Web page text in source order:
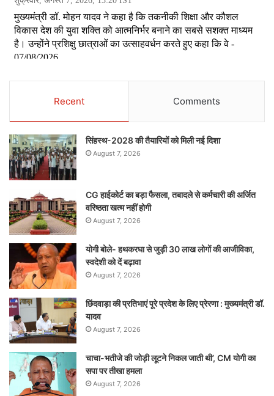
Recent Comments
सिंहस्थ-2028 की तैयारियों को मिली नई दिशा
August 7, 2026
CG हाईकोर्ट का बड़ा फैसला, तबादले से कर्मचारी की अर्जित
वरिष्ठता खत्म नहीं होगी
August 7, 2026
योगी बोले- हथकरघा से जुड़ी 30 लाख लोगों की आजीविका,
स्वदेशी को दें बढ़ावा
August 7, 2026
छिंदवाड़ा की प्रतिभाएं पूरे प्रदेश के लिए प्रेरणा : मुख्यमंत्री डॉ.
यादव
August 7, 2026
चाचा-भतीजे की जोड़ी लूटने निकल जाती थी’, CM योगी का
सपा पर तीखा हमला
August 7, 2026